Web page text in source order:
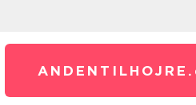
ANDENTILHOJRE.